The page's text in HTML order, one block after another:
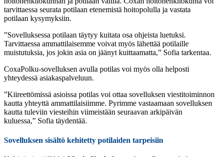
tarvittaessa seurata potilaan etenemistä hoitopolulla ja vastata
potilaan kysymyksiin.
”Sovelluksessa potilaan täytyy kuitata osa ohjeista luetuksi.
Tarvittaessa ammattilaisemme voivat myös lähettää potilaille
muistutuksia, jos jokin asia on jäänyt kuittaamatta,” Sofia tarkentaa.
CoxaPolku-sovelluksen avulla potilas voi myös olla helposti
yhteydessä asiakaspalveluun.
”Kiireettömissä asioissa potilas voi ottaa sovelluksen viestitoiminnon
kautta yhteyttä ammattilaisiimme. Pyrimme vastaamaan sovelluksen
kautta tuleviin viesteihin viimeistään seuraavan arkipäivän
kuluessa,” Sofia täydentää.
Sovelluksen sisältö kehitetty potilaiden tarpeisiin